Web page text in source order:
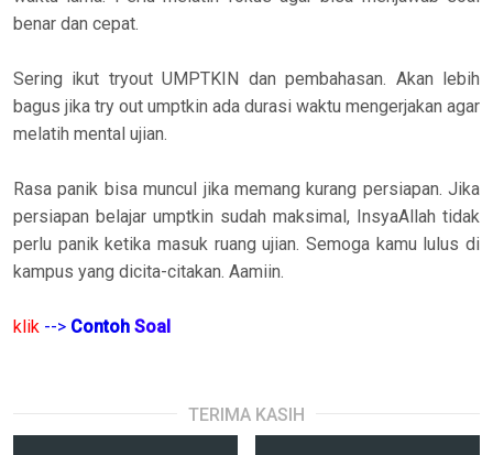
benar dan cepat.
Sering ikut tryout UMPTKIN dan pembahasan. Akan lebih
bagus jika try out umptkin ada durasi waktu mengerjakan agar
melatih mental ujian.
Rasa panik bisa muncul jika memang kurang persiapan. Jika
persiapan belajar umptkin sudah maksimal, InsyaAllah tidak
perlu panik ketika masuk ruang ujian. Semoga kamu lulus di
kampus yang dicita-citakan. Aamiin.
klik --> Contoh Soal
TERIMA KASIH